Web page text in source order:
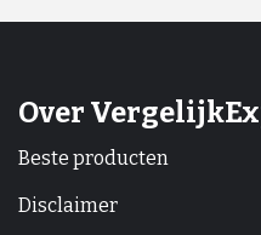
Over
Beste producten
Disclaimer